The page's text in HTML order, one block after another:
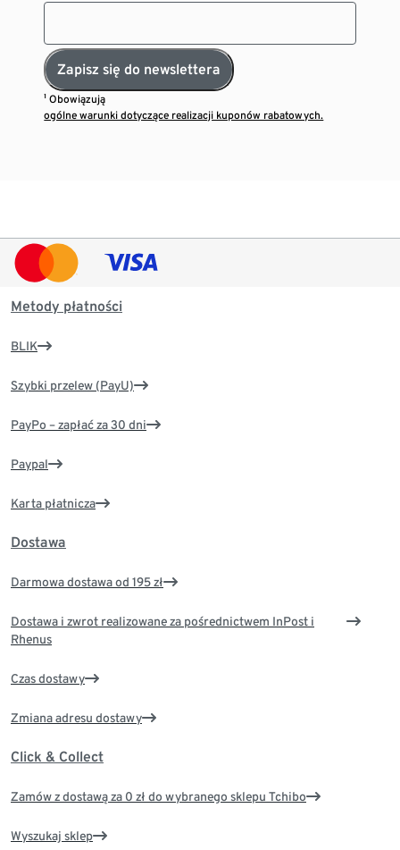
Zapisz się do newslettera
¹ Obowiązują
ogólne warunki dotyczące realizacji kuponów rabatowych.
Metody płatności
BLIK
Szybki przelew (PayU)
PayPo – zapłać za 30 dni
Paypal
Karta płatnicza
Dostawa
Darmowa dostawa od 195 zł
Dostawa i zwrot realizowane za pośrednictwem InPost i
Rhenus
Czas dostawy
Zmiana adresu dostawy
Click & Collect
Zamów z dostawą za 0 zł do wybranego sklepu Tchibo
Wyszukaj sklep